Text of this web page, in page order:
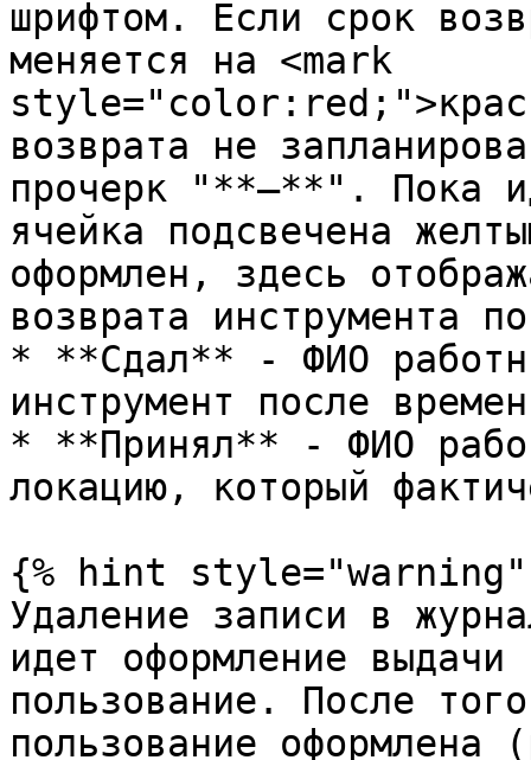
шрифтом. Если срок
меняется на <mark
возврата не
прочерк "**—**". Пока
ячейка подсвечена
оформлен, здесь
возврата инструмента
* **Сдал** - ФИО
инструмент после
* **Принял** - ФИО
локацию, который
{% hint style="warning"
Удаление записи в
идет оформление выдачи
пользование. После
пользование оформлена